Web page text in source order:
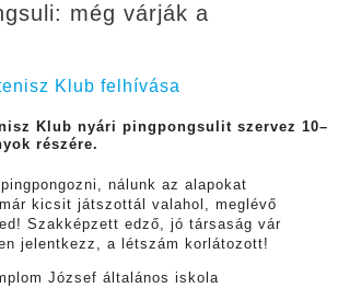
még várják a
Klub felhívása
Klub nyári pingpongsulit szervez 10–
részére.
nálunk az alapokat
kicsit játszottál valahol, meglévő
Szakképzett edző, jó társaság vár
jelentkezz, a létszám korlátozott!
József általános iskola